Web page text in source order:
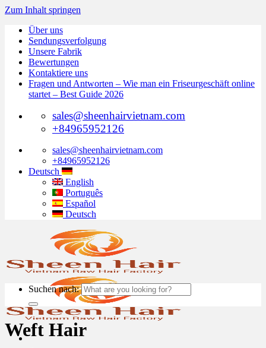
Zum Inhalt springen
Über uns
Sendungsverfolgung
Unsere Fabrik
Bewertungen
Kontaktiere uns
Fragen und Antworten – Wie man ein Friseurgeschäft online
startet – Best Guide 2026
sales@sheenhairvietnam.com
+84965952126
sales@sheenhairvietnam.com
+84965952126
Deutsch
English
Português
Español
Deutsch
Suchen nach:
Weft Hair